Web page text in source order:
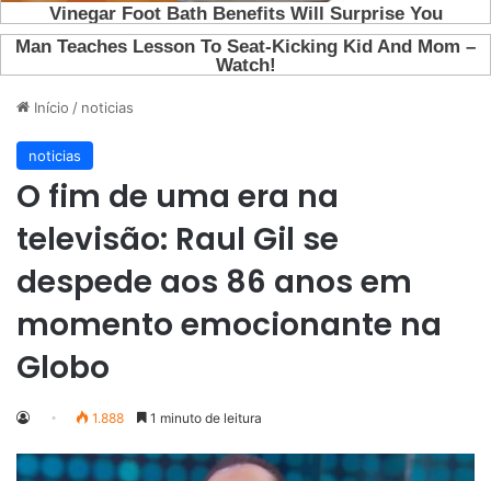
Início / noticias
noticias
O fim de uma era na
televisão: Raul Gil se
despede aos 86 anos em
momento emocionante na
Globo
1.888 1 minuto de leitura